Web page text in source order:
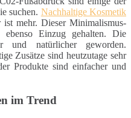
suchen. Nachhaltige Kosmetik
mehr. Dieser Minimalismus-
Einzug gehalten. Die
und natürlicher geworden.
Zusätze sind heutzutage sehr
Produkte sind einfacher und
im Trend